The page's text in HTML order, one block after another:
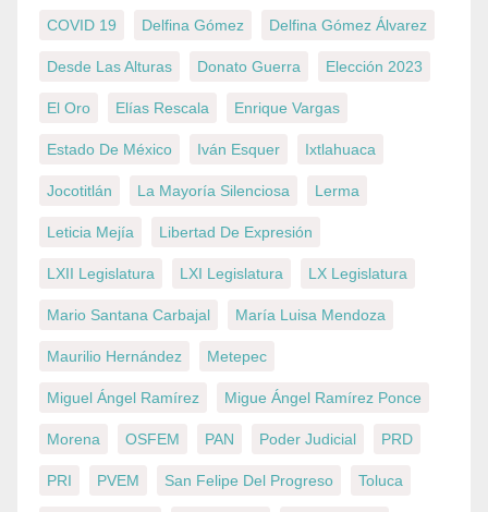
COVID 19 Delfina Gómez Delfina Gómez Álvarez
Desde Las Alturas Donato Guerra Elección 2023
El Oro Elías Rescala Enrique Vargas
Estado De México Iván Esquer Ixtlahuaca
Jocotitlán La Mayoría Silenciosa Lerma
Leticia Mejía Libertad De Expresión
LXII Legislatura LXI Legislatura LX Legislatura
Mario Santana Carbajal María Luisa Mendoza
Maurilio Hernández Metepec
Miguel Ángel Ramírez Migue Ángel Ramírez Ponce
Morena OSFEM PAN Poder Judicial PRD
PRI PVEM San Felipe Del Progreso Toluca